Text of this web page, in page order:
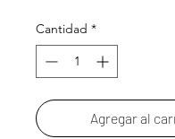
Cantidad *
Agregar al